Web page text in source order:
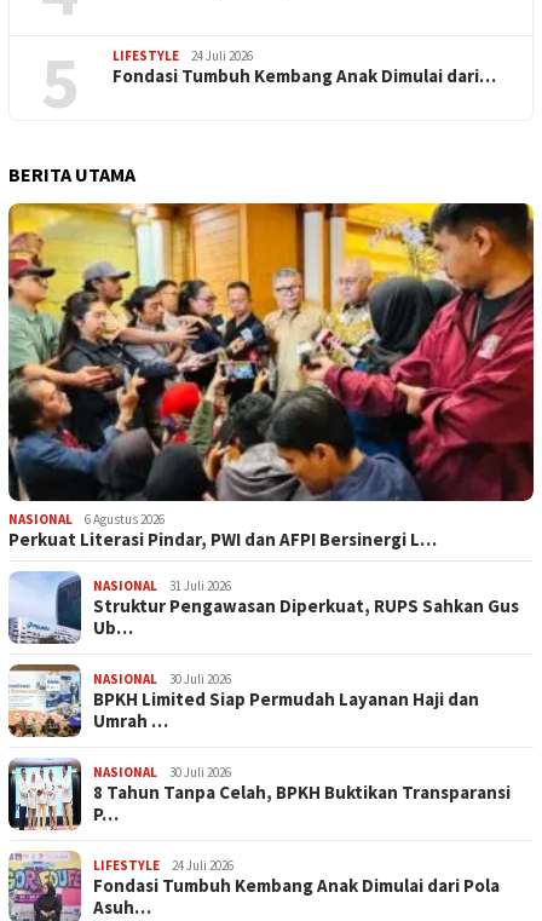
5 LIFESTYLE 24 Juli 2026
Fondasi Tumbuh Kembang Anak Dimulai dari…
BERITA UTAMA
NASIONAL 6 Agustus 2026
Perkuat Literasi Pindar, PWI dan AFPI Bersinergi L…
NASIONAL 31 Juli 2026
​Struktur Pengawasan Diperkuat, RUPS Sahkan Gus
Ub…
NASIONAL 30 Juli 2026
BPKH Limited Siap Permudah Layanan Haji dan
Umrah …
NASIONAL 30 Juli 2026
​8 Tahun Tanpa Celah, BPKH Buktikan Transparansi
P…
LIFESTYLE 24 Juli 2026
Fondasi Tumbuh Kembang Anak Dimulai dari Pola
Asuh…